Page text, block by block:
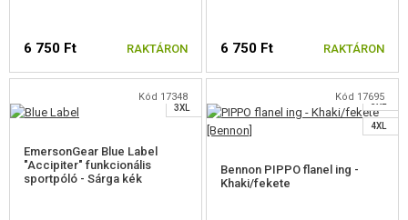
SISAKOK, FEJVÉDŐK
EGYENRUHÁK, PÓLÓK, NADRÁGOK
TELJES UNIFORMIS
PÓLÓK, INGEK, BLÚZOK
PÓLÓK
6 750 Ft RAKTÁRON
VÁLASSZON MÉRETET
6 750 Ft RAKTÁRON
VÁLASSZON MÉRETET
Kód 17348
3XL
EmersonGear Blue Label
"Accipiter" funkcionális
sportpóló - Sárga kék
Kód 17695
4XL
3XL
XXL
M
Bennon PIPPO flanel ing -
Khaki/fekete